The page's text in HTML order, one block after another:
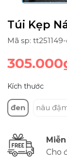
Túi Kẹp
Mã sp:
Kích thước
đen nâu
Cho